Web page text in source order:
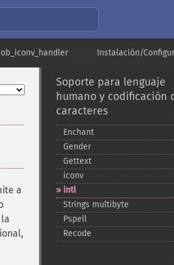
Instalación/
a
Soporte para lenguaje
humano y codificación
caracteres
Enchant
Gender
Gettext
iconv
intl
Strings multibyte
Pspell
Recode